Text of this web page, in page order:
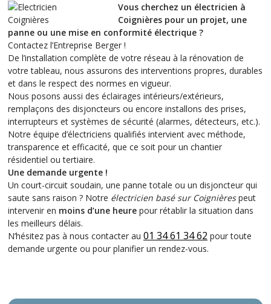
Vous cherchez un électricien à
Coignières pour un projet, une
panne ou une mise en conformité électrique ?
Contactez l’Entreprise Berger !
De l’installation complète de votre réseau à la rénovation de
votre tableau, nous assurons des interventions propres, durables
et dans le respect des normes en vigueur.
Nous posons aussi des éclairages intérieurs/extérieurs,
remplaçons des disjoncteurs ou encore installons des prises,
interrupteurs et systèmes de sécurité (alarmes, détecteurs, etc.).
Notre équipe d’électriciens qualifiés intervient avec méthode,
transparence et efficacité, que ce soit pour un chantier
résidentiel ou tertiaire.
Une demande urgente !
Un court-circuit soudain, une panne totale ou un disjoncteur qui
saute sans raison ? Notre électricien basé sur Coignièrespeut
intervenir en moins d’une heure pour rétablir la situation dans
les meilleurs délais.
N’hésitez pas à nous contacter au 01 34 61 34 62 pour toute
demande urgente ou pour planifier un rendez-vous.